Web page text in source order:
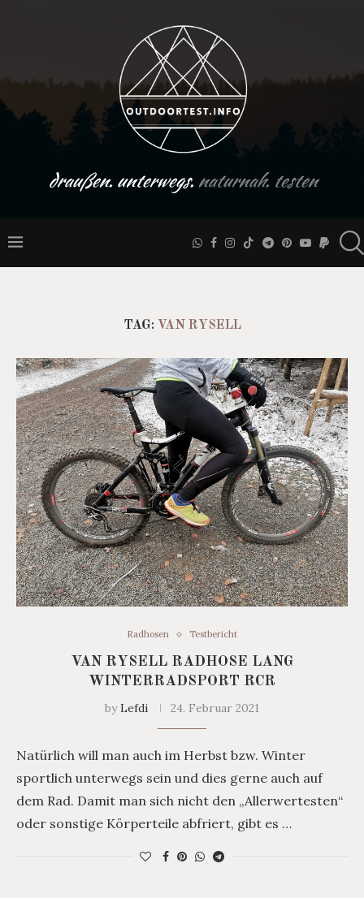
draußen. unterwegs.naturnah. testen
TAG: VAN RYSELL
Radhosen Testbericht
VAN RYSELL RADHOSE LANG
WINTERRADSPORT RCR
byLefdi 24. Februar 2021
Natürlich will man auch im Herbst bzw. Winter
sportlich unterwegs sein und dies gerne auch auf
dem Rad. Damit man sich nicht den „Allerwertesten“
oder sonstige Körperteile abfriert, gibt es …